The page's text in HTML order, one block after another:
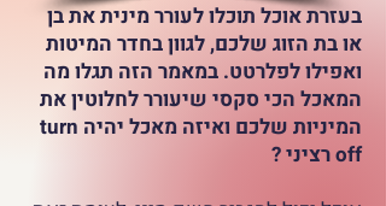
בעזרת אוכל תוכלו לעורר מינית את בן
או בת הזוג שלכם, לגוון בחדר המיטות
ואפילו לפלרטט. במאמר הזה תגלו מה
המאכל הכי סקסי שיעורר לחלוטין את
המיניות שלכם ואיזה מאכל יהיה turn
off רציני ?